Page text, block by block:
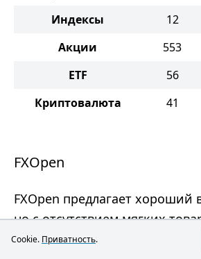
Индексы
12
Акции
553
ETF
56
Криптовалюта
41
FXOpen
FXOpen предлагает хороший
но с отсутствием мягких
Cookie. Приватность.